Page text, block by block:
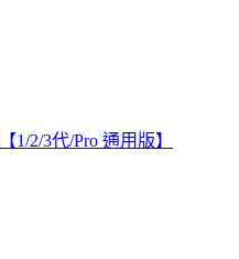
1/2/3代/Pro 通用版】